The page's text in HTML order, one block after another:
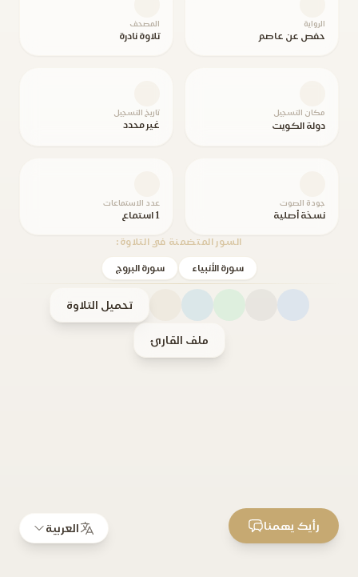
الرواية
حفص عن عاصم
المصحف
تلاوة نادرة
مكان التسجيل
دولة الكويت
تاريخ التسجيل
غير محدد
جودة الصوت
نسخة أصلية
عدد الاستماعات
1 استماع
السور المتضمنة في التلاوة:
سورة الأنبياء سورة البروج
تحميل التلاوة
ملف القارئ
العربية رأيك يهمنا